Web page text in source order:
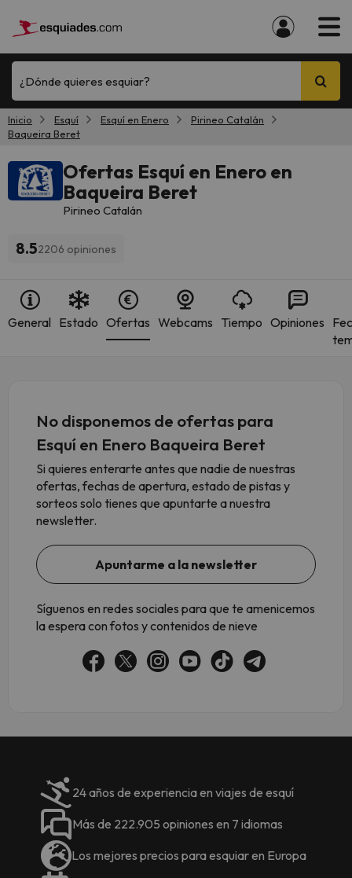
¿Dónde quieres esquiar?
Inicio Esquí Esquí en Enero
Pirineo Catalán
Baqueira Beret
Ofertas Esquí en Enero en
Baqueira Beret
Pirineo Catalán
8.52206 opiniones
General Estado Ofertas Webcams Tiempo Opiniones
No disponemos de ofertas para
Esquí en Enero Baqueira Beret
Si quieres enterarte antes que nadie de nuestras
ofertas, fechas de apertura, estado de pistas y
sorteos solo tienes que apuntarte a nuestra
newsletter.
Apuntarme a la newsletter
Síguenos en redes sociales para que te amenicemos
la espera con fotos y contenidos de nieve
24 años de experiencia en viajes de esquí
Más de 222.905 opiniones en 7 idiomas
Los mejores precios para esquiar en Europa